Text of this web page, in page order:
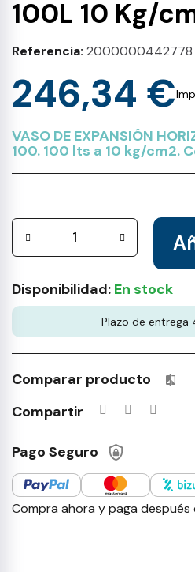
100L 10 Kg/
Referencia 2000000442778
246,34 €
VASO DE EXPANSIÓN
100. 100 lts a 10 kg/cm2.
Disponibilidad: En stock
Plazo de entrega
Comparar producto
Compartir
Pago Seguro
Compra ahora y paga después